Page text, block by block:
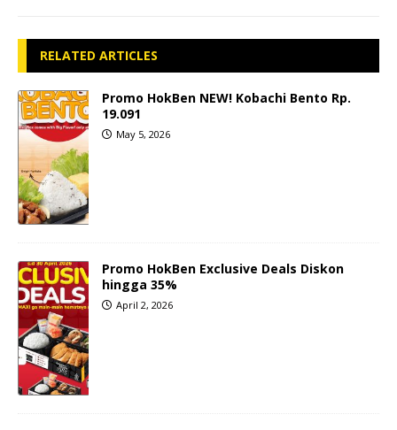
RELATED ARTICLES
Promo HokBen NEW! Kobachi Bento Rp.
19.091
May 5, 2026
Promo HokBen Exclusive Deals Diskon
hingga 35%
April 2, 2026